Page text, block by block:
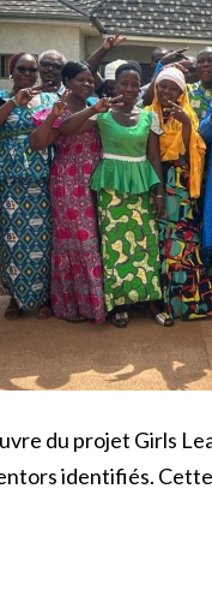
du projet Girls
identifiés.